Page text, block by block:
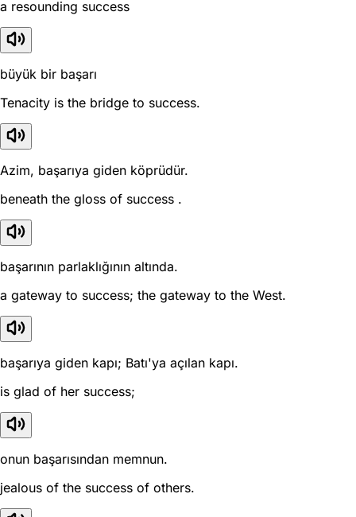
a resounding success
büyük bir başarı
Tenacity is the bridge to success.
Azim, başarıya giden köprüdür.
beneath the gloss of success .
başarının parlaklığının altında.
a gateway to success; the gateway to the West.
başarıya giden kapı; Batı'ya açılan kapı.
is glad of her success;
onun başarısından memnun.
jealous of the success of others.